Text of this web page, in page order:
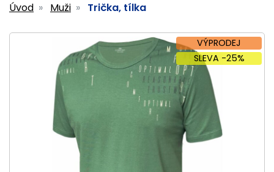
Úvod Muži Trička, tílka
VÝPRODEJ
SLEVA -25%